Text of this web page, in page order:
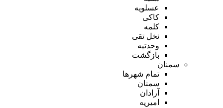
عسلویه
کاکی
کلمه
نخل تقی
وحدتیه
بازگشت
سمنان
تمام شهر‌ها
سمنان
آرادان
امیریه